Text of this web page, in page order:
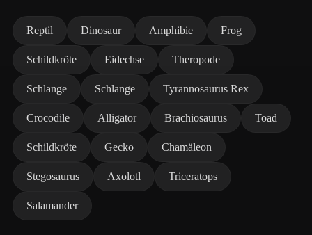
Reptil Dinosaur Amphibie Frog
Schildkröte Eidechse Theropode
Schlange Schlange Tyrannosaurus Rex
Crocodile Alligator Brachiosaurus Toad
Schildkröte Gecko Chamäleon
Stegosaurus Axolotl Triceratops
Salamander